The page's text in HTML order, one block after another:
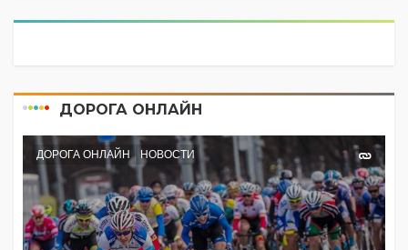
ДОРОГА ОНЛАЙН
ДОРОГА ОНЛАЙН НОВОСТИ